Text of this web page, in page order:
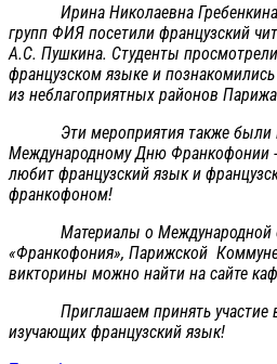
Ирина Николаевна Гребенкина
групп ФИЯ посетили французский
А.С. Пушкина. Студенты
французском языке и
из неблагоприятных районов
Эти мероприятия также были
Международному Дню Франкофонии -
любит французский язык и
франкофоном!
Материалы о Международной
«Франкофония», Парижской
викторины можно найти на сайте
Приглашаем принять участие в
изучающих французский язык!